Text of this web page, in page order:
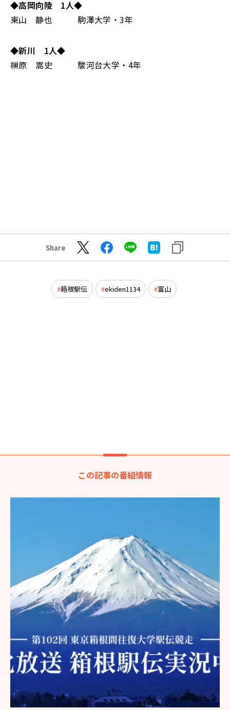
◆高岡向陵 1人◆
東山 静也 駒澤大学・3年
◆新川 1人◆
榊原 嵩史 駿河台大学・4年
Share
箱根駅伝 ekiden1134 富山
この記事の番組情報